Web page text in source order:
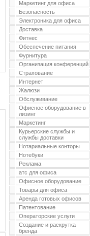
Маркетинг для офиса
Безопасность
Электроника для офиса
Доставка
Фитнес
Обеспечение питания
Фурнитура
Организация конференций
Страхование
Интернет
Жалюзи
Обслуживание
Офисное оборудование в
лизинг
Маркетинг
Курьерские службы и
службы доставки
Нотариальные конторы
Нотебуки
Реклама
атс для офиса
Офисное оборудование
Товары для офиса
Аренда готовых офисов
Патентование
Операторские услуги
Создание и раскрутка
бренда